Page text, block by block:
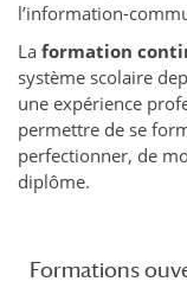
l’information-
La formation
système scolaire
une expérience
permettre de se
perfectionner, de
diplôme.
Formations